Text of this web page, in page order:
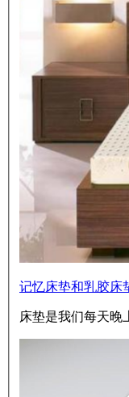
记忆床垫和乳胶床
床垫是我们每天晚